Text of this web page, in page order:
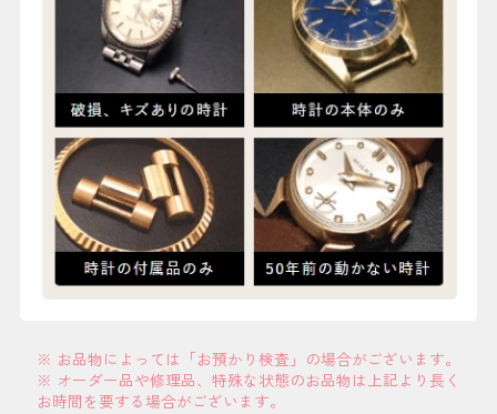
※ お品物によっては「お預かり検査」の場合がございます。
※ オーダー品や修理品、特殊な状態のお品物は上記より長く
お時間を要する場合がございます。